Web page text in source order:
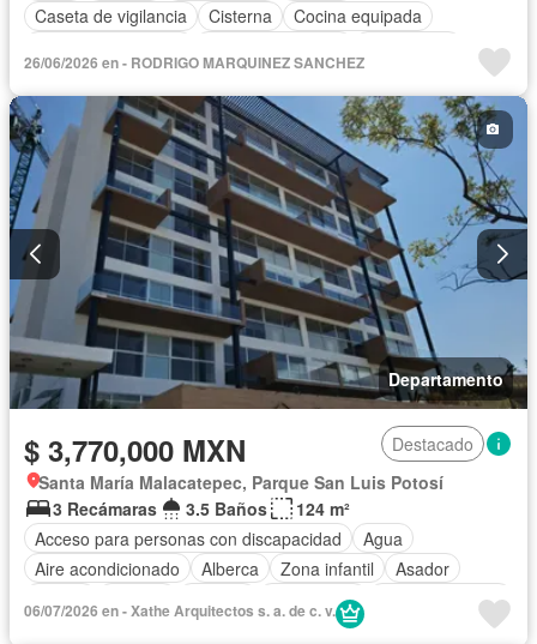
Caseta de vigilancia
Cisterna
Cocina equipada
Elevador
Estacionamiento Gas natural
Jacuzzi
Sala polivalente
Vista panorámica
Sin amueblar
26/06/2026 en - RODRIGO MARQUINEZ SANCHEZ
Departamento
$ 3,770,000 MXN
Destacado
Santa María Malacatepec, Parque San Luis Potosí
3 Recámaras
3.5 Baños
124 m²
Acceso para personas con discapacidad
Agua
Aire acondicionado
Alberca Zona infantil
Asador
Calefacción
Cancha de tenis
Circuito cerrado de televisión
06/07/2026 en - Xathe Arquitectos s. a. de c. v.